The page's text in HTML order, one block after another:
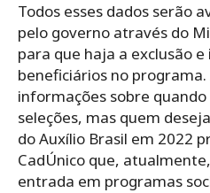
Todos esses dados serão
pelo governo através do
para que haja a exclusão
beneficiários no programa.
informações sobre
seleções, mas quem
do Auxílio Brasil em 2022
CadÚnico que,
entrada em programas